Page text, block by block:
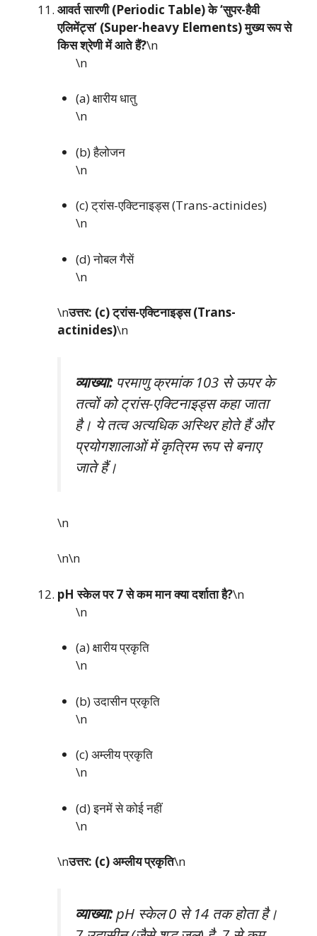
आवर्त सारणी (Periodic Table) के ‘सुपर-हैवी
एलिमेंट्स’ (Super-heavy Elements) मुख्य रूप से
किस श्रेणी में आते हैं?\n
\n
(a) क्षारीय धातु
\n
(b) हैलोजन
\n
(c) ट्रांस-एक्टिनाइड्स (Trans-actinides)
\n
(d) नोबल गैसें
\n
\nउत्तर: (c) ट्रांस-एक्टिनाइड्स (Trans-
actinides)\n
व्याख्या:परमाणु क्रमांक 103 से ऊपर के
तत्वों को ट्रांस-एक्टिनाइड्स कहा जाता
है। ये तत्व अत्यधिक अस्थिर होते हैं और
प्रयोगशालाओं में कृत्रिम रूप से बनाए
जाते हैं।
\n
\n\n
pH स्केल पर 7 से कम मान क्या दर्शाता है?\n
\n
(a) क्षारीय प्रकृति
\n
(b) उदासीन प्रकृति
\n
(c) अम्लीय प्रकृति
\n
(d) इनमें से कोई नहीं
\n
\nउत्तर: (c) अम्लीय प्रकृति\n
व्याख्या:pH स्केल 0 से 14 तक होता है।